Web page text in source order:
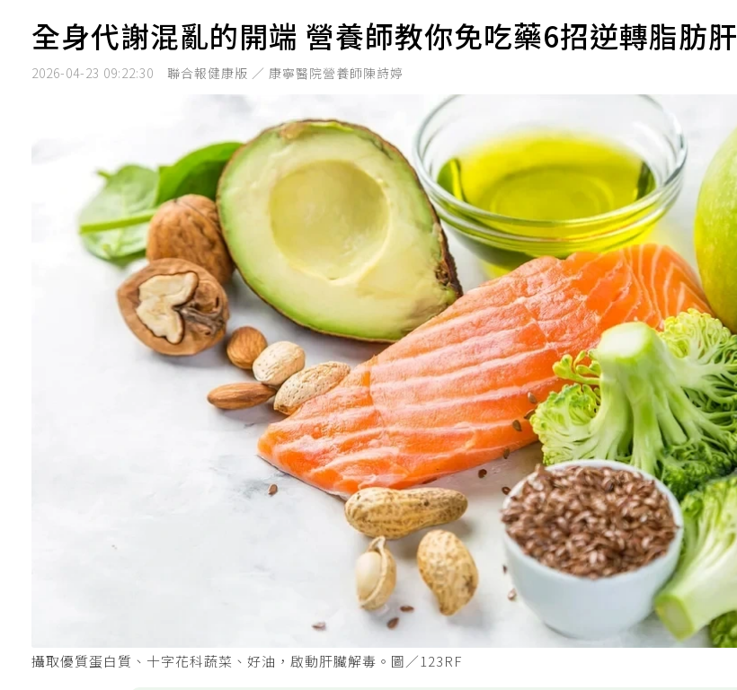
全身代謝混亂的開端 營養師教你免吃藥6招逆轉脂肪肝
2026-04-23 09:22:30 聯合報健康版 ／ 康寧醫院營養師陳詩婷
攝取優質蛋白質、十字花科蔬菜、好油，啟動肝臟解毒。圖／123RF